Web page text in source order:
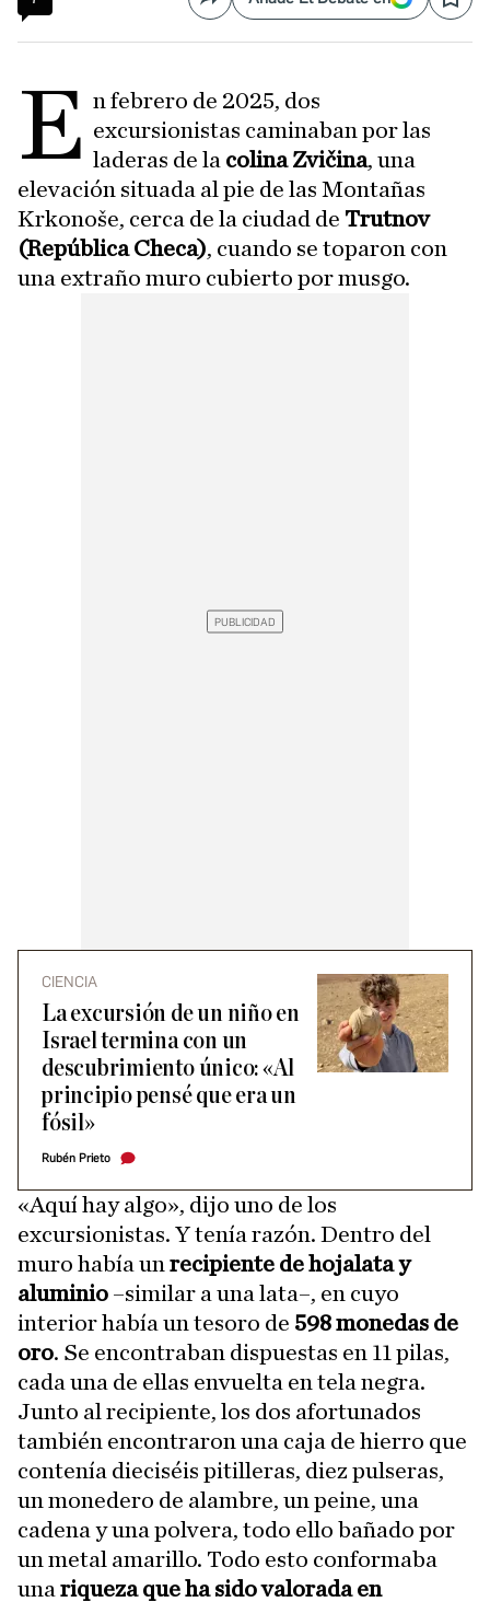
Compartir Save
E n febrero de 2025, dos
excursionistas caminaban por las
laderas de la colina Zvičina, una
elevación situada al pie de las Montañas
Krkonoše, cerca de la ciudad de Trutnov
(República Checa), cuando se toparon con
una extraño muro cubierto por musgo.
CIENCIA
La excursión de un niño en
Israel termina con un
descubrimiento único: «Al
principio pensé que era un
fósil»
Rubén Prieto
«Aquí hay algo», dijo uno de los
excursionistas. Y tenía razón. Dentro del
muro había un recipiente de hojalata y
aluminio –similar a una lata–, en cuyo
interior había un tesoro de 598 monedas de
oro. Se encontraban dispuestas en 11 pilas,
cada una de ellas envuelta en tela negra.
Junto al recipiente, los dos afortunados
también encontraron una caja de hierro que
contenía dieciséis pitilleras, diez pulseras,
un monedero de alambre, un peine, una
cadena y una polvera, todo ello bañado por
un metal amarillo. Todo esto conformaba
una riqueza que ha sido valorada en